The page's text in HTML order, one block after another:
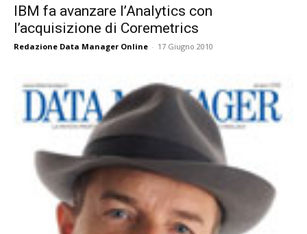
IBM fa avanzare l’Analytics con
l’acquisizione di Coremetrics
Redazione Data Manager Online - 17 Giugno 2010